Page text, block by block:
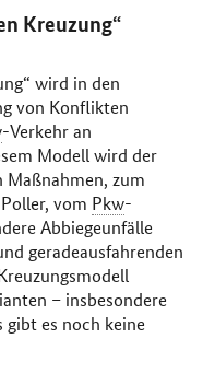
Kreuzung“
wird in den
von Konflikten
-Verkehr an
Modell wird der
zum
vom Pkw-
Abbiegeunfälle
geradeausfahrenden
– insbesondere
gibt es noch keine